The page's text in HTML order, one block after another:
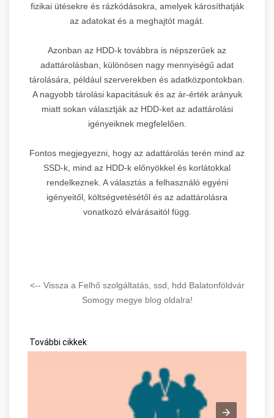
fizikai ütésekre és rázkódásokra, amelyek károsíthatják
az adatokat és a meghajtót magát.
Azonban az HDD-k továbbra is népszerűek az
adattárolásban, különösen nagy mennyiségű adat
tárolására, például szerverekben és adatközpontokban.
A nagyobb tárolási kapacitásuk és az ár-érték arányuk
miatt sokan választják az HDD-ket az adattárolási
igényeiknek megfelelően.
Fontos megjegyezni, hogy az adattárolás terén mind az
SSD-k, mind az HDD-k előnyökkel és korlátokkal
rendelkeznek. A választás a felhasználó egyéni
igényeitől, költségvetésétől és az adattárolásra
vonatkozó elvárásaitól függ.
<-- Vissza a Felhő szolgáltatás, ssd, hdd Balatonföldvár
Somogy megye blog oldalra!
További cikkek